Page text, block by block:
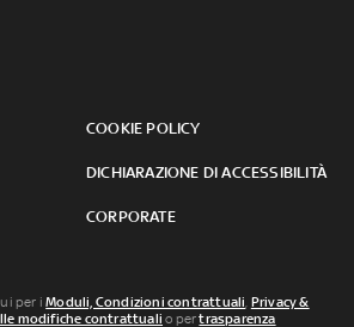
COOKIE POLICY
DICHIARAZIONE DI ACCESSIBILITÀ
CORPORATE
per iModuli, Condizioni contrattuali, Privacy &
modifiche contrattuali o pertrasparenza